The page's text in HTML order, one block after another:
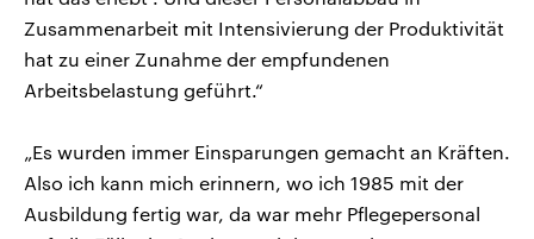
Zusammenarbeit mit Intensivierung der Produktivität
hat zu einer Zunahme der empfundenen
Arbeitsbelastung geführt.“
„Es wurden immer Einsparungen gemacht an Kräften.
Also ich kann mich erinnern, wo ich 1985 mit der
Ausbildung fertig war, da war mehr Pflegepersonal